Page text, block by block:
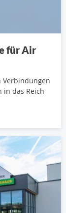
für Air
Verbindungen
in das Reich